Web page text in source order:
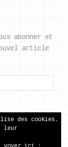
abonner et
article
des cookies.
leur